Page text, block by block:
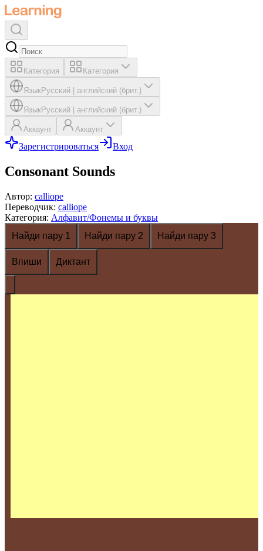
Категория Категория
ЯзыкРусский английский (брит.)
ЯзыкРусский английский (брит.)
Аккаунт Аккаунт
Зарегистрироваться Вход
Consonant Sounds
Автор: calliope
Переводчик: calliope
Категория: Алфавит/Фонемы и буквы
Найди пару 1
Найди пару 2 Найди пару 3
Впиши Диктант